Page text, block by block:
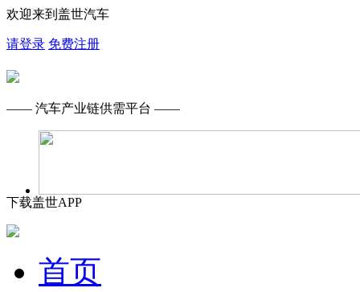
欢迎来到盖世汽车
请登录 免费注册
—— 汽车产业链供需平台 ——
下载盖世APP
首页